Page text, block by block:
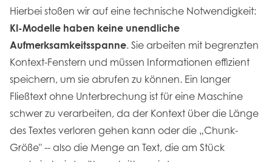
Hierbei stoßen wir auf eine technische Notwendigkeit:
KI-Modelle haben keine unendliche
Aufmerksamkeitsspanne. Sie arbeiten mit begrenzten
Kontext-Fenstern und müssen Informationen effizient
speichern, um sie abrufen zu können. Ein langer
Fließtext ohne Unterbrechung ist für eine Maschine
schwer zu verarbeiten, da der Kontext über die Länge
des Textes verloren gehen kann oder die „Chunk-
Größe" -- also die Menge an Text, die am Stück